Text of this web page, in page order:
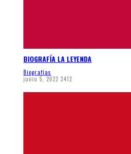
BIOGRAFÍA LA LEYENDA
Biografias
junio 5, 2022 3412